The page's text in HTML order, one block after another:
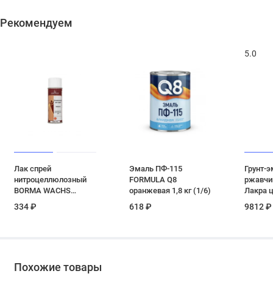
Рекомендуем
Лак спрей
нитроцеллюлозный
BORMA WACHS
0.4 кг
334 ₽
Эмаль ПФ-115
FORMULA Q8
оранжевая 1,8 кг (1/6)
618 ₽
5.0
Грунт-
Лакра
9812 ₽
Похожие товары